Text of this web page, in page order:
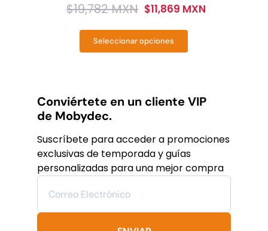
$19,782 MXN
Original
price
$11,869 MXN
Current
price
Seleccionar opciones
Este
variantes.
Las
se
pueden
elegir
en
de
Conviértete en un cliente VIP
de Mobydec.
Suscríbete para acceder a promociones
exclusivas de temporada y guías
personalizadas para una mejor compra